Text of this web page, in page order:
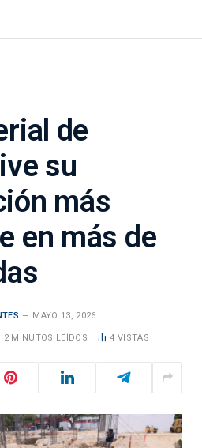
de
su
más
en más de
MAYO 13, 2026
2 MINUTOS LEÍDOS 4 VISTAS